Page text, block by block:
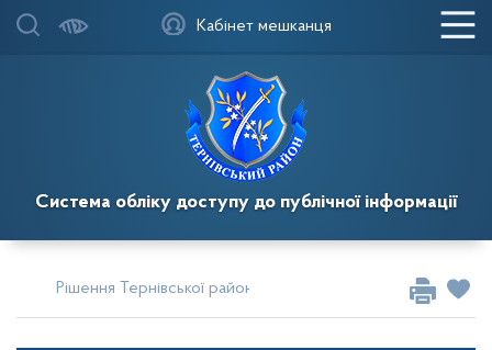
Система обліку доступу до публічної інформації
Кабінет мешканця
Рішення Тернівської районної у місті ради Сесії за